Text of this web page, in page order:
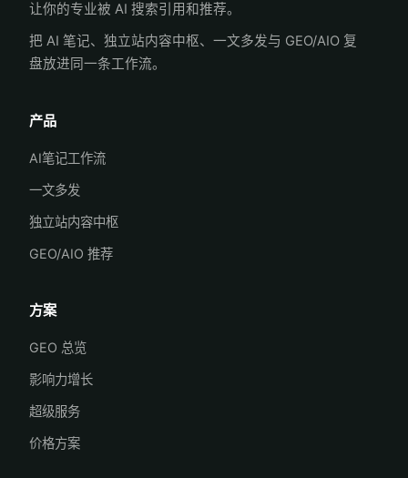
让你的专业被 AI 搜索引用和推荐。
把 AI 笔记、独立站内容中枢、一文多发与 GEO/AIO 复
盘放进同一条工作流。
产品
AI笔记工作流
一文多发
独立站内容中枢
GEO/AIO 推荐
方案
GEO 总览
影响力增长
超级服务
价格方案